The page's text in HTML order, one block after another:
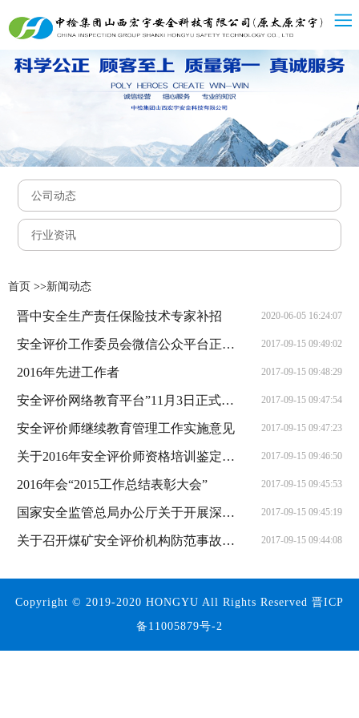
公司动态
行业资讯
首页 >>新闻动态
晋中安全生产责任保险技术专家补招 2020-06-05 16:24:07
安全评价工作委员会微信公众平台正式启用 2017-09-15 09:49:02
2016年先进工作者 2017-09-15 09:48:29
安全评价网络教育平台”11月3日正式上线开通 2017-09-15 09:47:54
安全评价师继续教育管理工作实施意见 2017-09-15 09:47:23
关于2016年安全评价师资格培训鉴定工作的通知 2017-09-15 09:46:50
2016年会“2015工作总结表彰大会” 2017-09-15 09:45:53
国家安全监管总局办公厅关于开展深化安全评价检测 2017-09-15 09:45:19
关于召开煤矿安全评价机构防范事故发挥技术支撑 2017-09-15 09:44:08
Copyright © 2019-2020 HONGYU All Rights Reserved 晋ICP
备11005879号-2